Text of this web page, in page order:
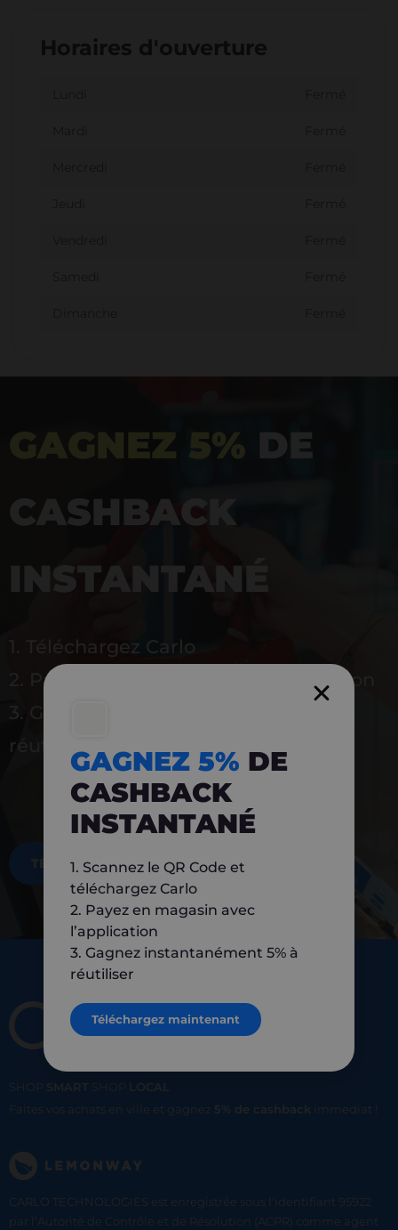
Horaires d'ouverture
GAGNEZ 5% DE
CASHBACK
INSTANTANÉ
1. Téléchargez Carlo
2. Payez en magasin avec l’application
3. Gagnez instantanément 5 % à
réutiliser
TÉLÉCHARGEZ MAINTENANT
SHOP SMART SHOP
LOCAL
Faites vos achats en ville et gagnez 5% de cashback immediat !
CARLO TECHNOLOGIES est enregistrée sous l'identifiant 95922
par l’Autorité de Contrôle et de Résolution (ACPR) comme agent
GAGNEZ 5% DE
CASHBACK
INSTANTANÉ
1. Scannez le QR Code et
téléchargez Carlo
2. Payez en magasin avec
l’application
3. Gagnez instantanément 5% à
réutiliser
Téléchargez maintenant